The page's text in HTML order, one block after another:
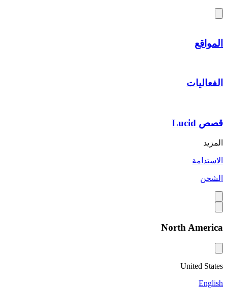
المواقع
الفعاليات
قصص Lucid
المزيد
الاستدامة
الشحن
North America
United States
English